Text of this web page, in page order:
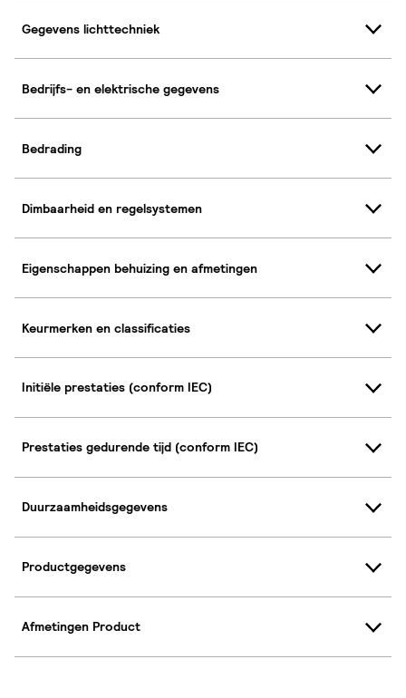
Gegevens lichttechniek
Bedrijfs- en elektrische gegevens
Bedrading
Dimbaarheid en regelsystemen
Eigenschappen behuizing en afmetingen
Keurmerken en classificaties
Initiële prestaties (conform IEC)
Prestaties gedurende tijd (conform IEC)
Duurzaamheidsgegevens
Productgegevens
Afmetingen Product